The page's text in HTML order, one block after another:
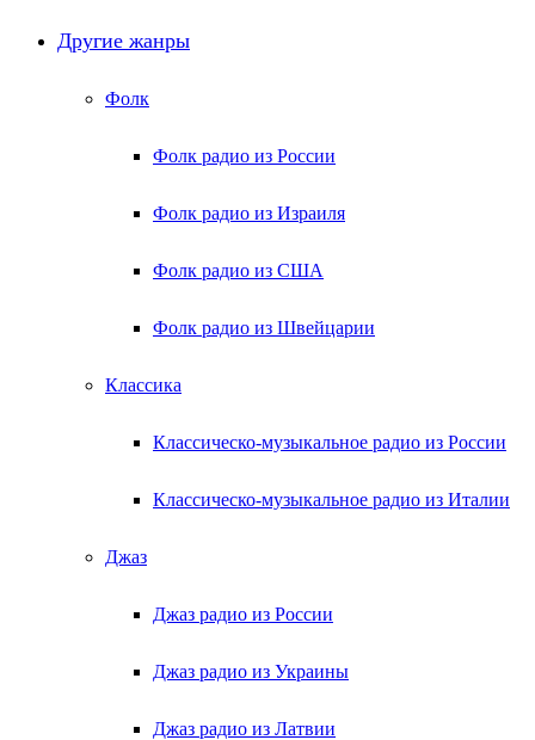
Другие жанры
Фолк
Фолк радио из России
Фолк радио из Израиля
Фолк радио из США
Фолк радио из Швейцарии
Классика
Классическо-музыкальное радио из России
Классическо-музыкальное радио из Италии
Джаз
Джаз радио из России
Джаз радио из Украины
Джаз радио из Латвии